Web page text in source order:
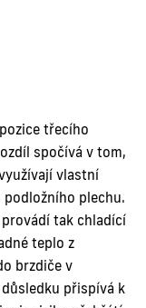
třecího
spočívá v tom,
vlastní
plechu.
tak chladící
teplo z
brzdiče v
přispívá k